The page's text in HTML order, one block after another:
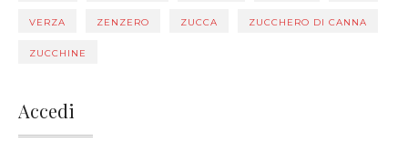
VERZA ZENZERO ZUCCA ZUCCHERO DI CANNA
ZUCCHINE
Accedi